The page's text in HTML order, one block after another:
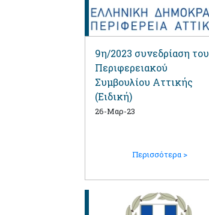
9η/2023 συνεδρίαση του
Περιφερειακού
Συμβουλίου Αττικής
(Ειδική)
26-Μαρ-23
Περισσότερα >